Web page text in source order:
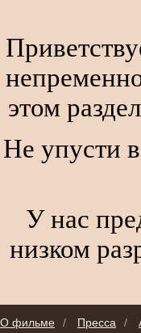
этом
Не упусти
У нас
низком
О фильме / Пресса /